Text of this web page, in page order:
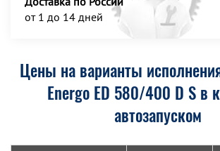
от 1 до 14 дней
Цены на варианты
Energo ED 580/400 D S в
автозапуском